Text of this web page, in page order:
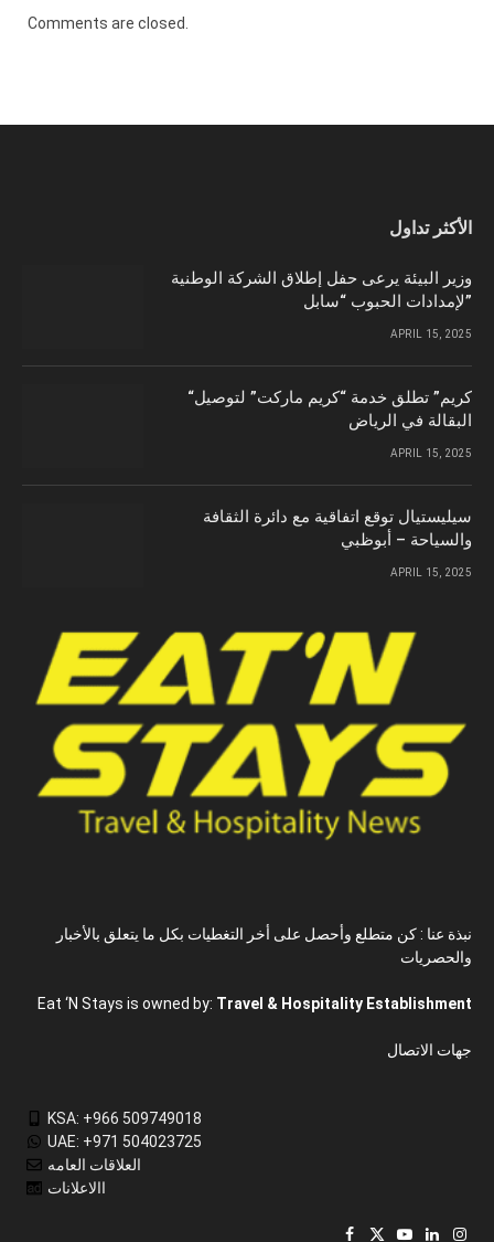
Comments are closed.
الأكثر تداول
وزير البيئة يرعى حفل إطلاق الشركة الوطنية
لإمدادات الحبوب “سابل”
APRIL 15, 2025
“كريم” تطلق خدمة “كريم ماركت” لتوصيل
البقالة في الرياض
APRIL 15, 2025
سيليستيال توقع اتفاقية مع دائرة الثقافة
والسياحة – أبوظبي
APRIL 15, 2025
نبذة عنا : كن متطلع وأحصل على أخر التغطيات بكل ما يتعلق بالأخبار
والحصريات
Eat ‘N Stays is owned by: Travel & Hospitality Establishment
جهات الاتصال
KSA: +966 509749018
UAE: +971 504023725
العلاقات العامه
االاعلانات